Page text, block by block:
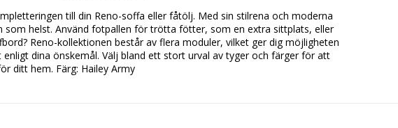
till din Reno-soffa eller fåtölj. Med sin stilrena och moderna
som helst. Använd fotpallen för trötta fötter, som en extra sittplats, eller
Reno-kollektionen består av flera moduler, vilket ger dig möjligheten
dina önskemål. Välj bland ett stort urval av tyger och färger för att
ditt hem. Färg: Hailey Army